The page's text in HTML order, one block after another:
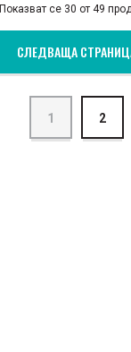
Показват се 30 от 49
СЛЕДВАЩА
1 2